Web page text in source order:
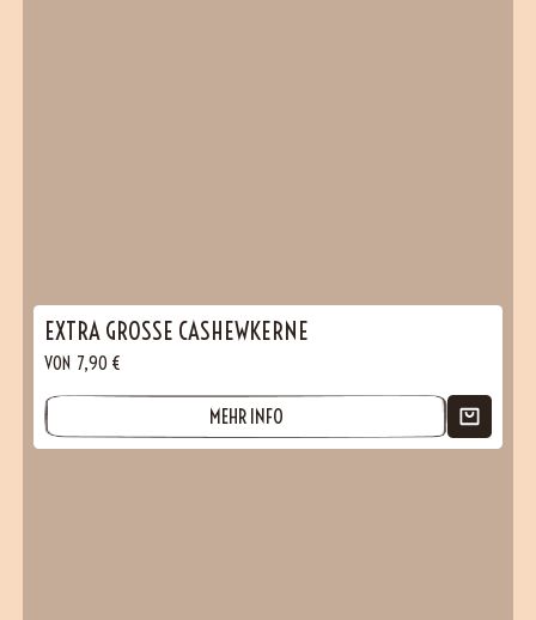
EXTRA GROSSE CASHEWKERNE
VON 7,90 €
MEHR INFO